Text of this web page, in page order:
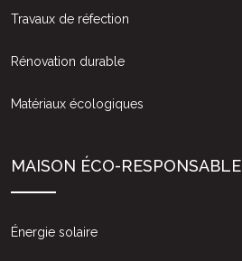
Travaux de réfection
Rénovation durable
Matériaux écologiques
MAISON ÉCO-RESPONSABLE
Énergie solaire